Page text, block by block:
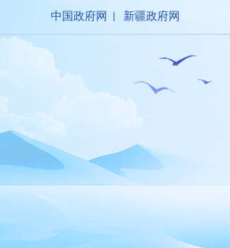
中国政府网 | 新疆政府网
首页 资讯中心